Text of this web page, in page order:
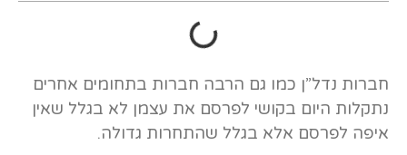
חברות נדל”ן כמו גם הרבה חברות בתחומים אחרים
נתקלות היום בקושי לפרסם את עצמן לא בגלל שאין
איפה לפרסם אלא בגלל שהתחרות גדולה.